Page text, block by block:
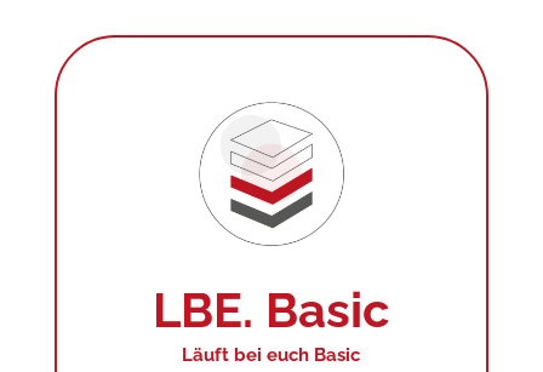
LBE. Basic
Läuft bei euch Basic